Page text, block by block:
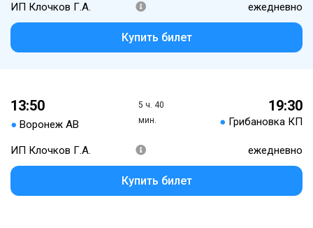
ИП Клочков Г.А. ежедневно
Купить билет
13:50
● Воронеж АВ
5 ч. 40
мин.
19:30
● Грибановка КП
ИП Клочков Г.А. ежедневно
Купить билет